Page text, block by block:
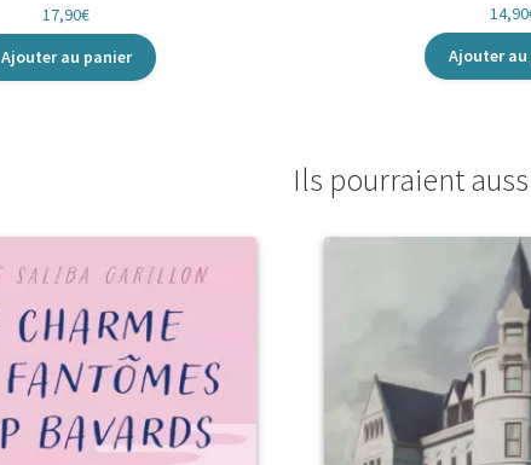
17,90€
Ajouter au panier
14,90
Ajouter
Ils pourraient